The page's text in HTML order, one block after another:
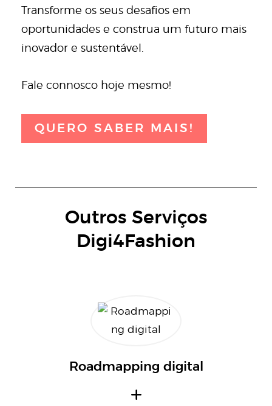
Transforme os seus desafios em
oportunidades e construa um futuro mais
inovador e sustentável.
Fale connosco hoje mesmo!
QUERO SABER MAIS!
Outros Serviços
Digi4Fashion
Roadmapping digital